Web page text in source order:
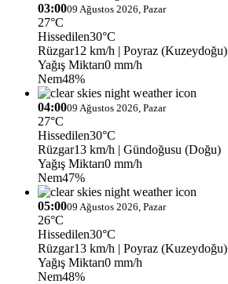
03:0009 Ağustos 2026, Pazar
27°C
Hissedilen30°C
Rüzgar12 km/h | Poyraz (Kuzeydoğu)
Yağış Miktarı0 mm/h
Nem48%
04:0009 Ağustos 2026, Pazar
27°C
Hissedilen30°C
Rüzgar13 km/h | Gündoğusu (Doğu)
Yağış Miktarı0 mm/h
Nem47%
05:0009 Ağustos 2026, Pazar
26°C
Hissedilen30°C
Rüzgar13 km/h | Poyraz (Kuzeydoğu)
Yağış Miktarı0 mm/h
Nem48%